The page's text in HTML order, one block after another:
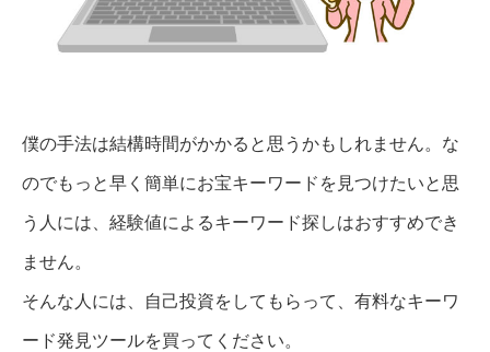
僕の手法は結構時間がかかると思うかもしれません。な
のでもっと早く簡単にお宝キーワードを見つけたいと思
う人には、経験値によるキーワード探しはおすすめでき
ません。
そんな人には、自己投資をしてもらって、有料なキーワ
ード発見ツールを買ってください。